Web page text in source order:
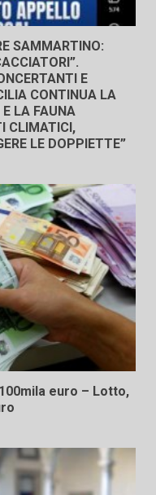
SAMMARTINO:
E
CONTINUA LA
E LA FAUNA
CLIMATICI,
LE DOPPIETTE”
euro – Lotto,